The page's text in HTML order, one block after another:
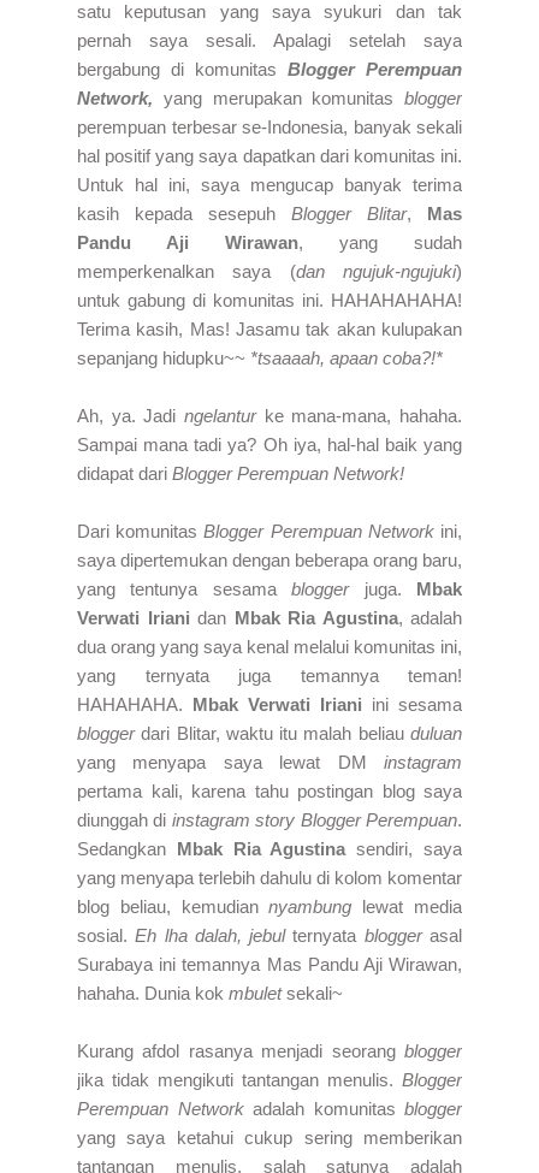
satu keputusan yang saya syukuri dan tak
pernah saya sesali. Apalagi setelah saya
bergabung di komunitas Blogger Perempuan
Network, yang merupakan komunitas blogger
perempuan terbesar se-Indonesia, banyak sekali
hal positif yang saya dapatkan dari komunitas ini.
Untuk hal ini, saya mengucap banyak terima
kasih kepada sesepuh Blogger Blitar,
Mas
Pandu Aji Wirawan, yang sudah
memperkenalkan saya (dan ngujuk-ngujuki)
untuk gabung di komunitas ini. HAHAHAHAHA!
Terima kasih, Mas! Jasamu tak akan kulupakan
sepanjang hidupku~~ *tsaaaah, apaan coba?!*
Ah, ya. Jadi ngelantur ke mana-mana, hahaha.
Sampai mana tadi ya? Oh iya, hal-hal baik yang
didapat dari Blogger Perempuan Network!
Dari komunitasBlogger Perempuan Networkini,
saya dipertemukan dengan beberapa orang baru,
yang tentunya sesamablogger juga.
Mbak
Verwati Iriani dan Mbak Ria Agustina, adalah
dua orang yang saya kenal melalui komunitas ini,
yang ternyata juga temannya teman!
HAHAHAHA.
Mbak Verwati Iriani ini sesama
bloggerdari Blitar, waktu itu malah beliauduluan
yang menyapa saya lewat DM instagram
pertama kali, karena tahu postingan blog saya
diunggah di instagram story Blogger Perempuan.
Sedangkan
Mbak Ria Agustinasendiri, saya
yang menyapa terlebih dahulu di kolom komentar
blog beliau, kemudiannyambung
lewat media
sosial.Eh lha dalah, jebulternyata bloggerasal
Surabaya ini temannya Mas Pandu Aji Wirawan,
hahaha. Dunia kok mbuletsekali~
Kurang afdol rasanya menjadi seorang blogger
jika tidak mengikuti tantangan menulis. Blogger
Perempuan Networkadalah komunitas blogger
yang saya ketahui cukup sering memberikan
tantangan menulis, salah satunya adalah